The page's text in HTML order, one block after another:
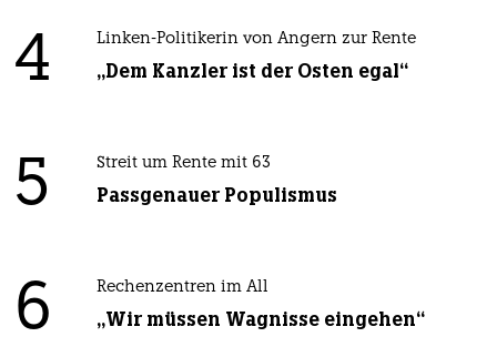
4 Linken-Politikerin von Angern zur Rente
„Dem Kanzler ist der Osten egal“
5 Streit um Rente mit 63
Passgenauer Populismus
6 Rechenzentren im All
„Wir müssen Wagnisse eingehen“